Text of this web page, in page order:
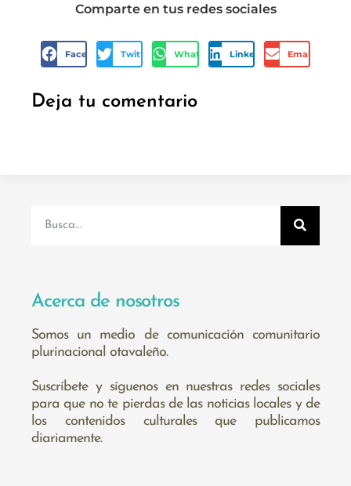
Comparte en tus redes sociales
Facebook Twitter WhatsApp LinkedIn Email
Deja tu comentario
Acerca de nosotros
Somos un medio de comunicación comunitario
plurinacional otavaleño.
Suscríbete y síguenos en nuestras redes sociales
para que no te pierdas de las noticias locales y de
los contenidos culturales que publicamos
diariamente.